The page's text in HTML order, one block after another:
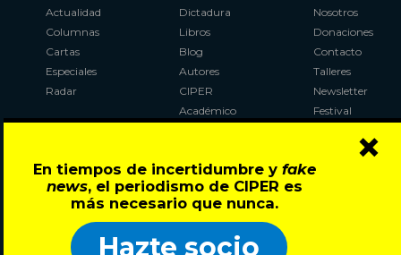
En tiempos de incertidumbre y fake
news, el periodismo de CIPER es
más necesario que nunca.
Hazte socio
×
Actualidad
Columnas
Cartas
Especiales
Radar
Dictadura
Libros
Blog
Autores
CIPER
Académico
Al Plebiscito
con CIPER
Nosotros
Donaciones
Contacto
Talleres
Newsletter
Festival